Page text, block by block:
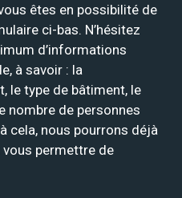
êtes en possibilité de
ci-bas. N’hésitez
d’informations
à savoir : la
le type de bâtiment, le
nombre de personnes
cela, nous pourrons déjà
permettre de